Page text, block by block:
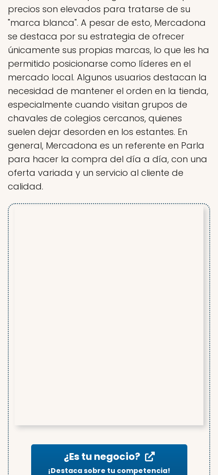
precios son elevados para tratarse de su
"marca blanca". A pesar de esto, Mercadona
se destaca por su estrategia de ofrecer
únicamente sus propias marcas, lo que les ha
permitido posicionarse como líderes en el
mercado local. Algunos usuarios destacan la
necesidad de mantener el orden en la tienda,
especialmente cuando visitan grupos de
chavales de colegios cercanos, quienes
suelen dejar desorden en los estantes. En
general, Mercadona es un referente en Parla
para hacer la compra del día a día, con una
oferta variada y un servicio al cliente de
calidad.
¿Es tu negocio?
¡Destaca sobre tu competencia!